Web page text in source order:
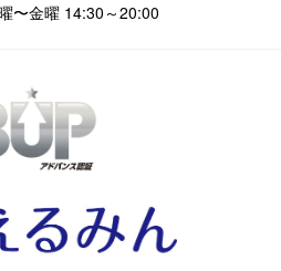
〜金曜 14:30～20:00